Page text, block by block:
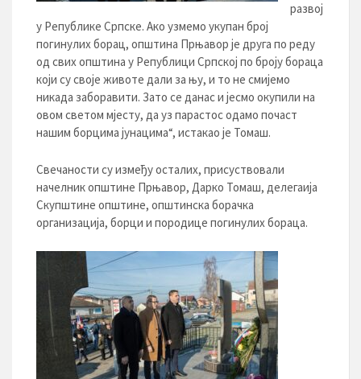
развој
у Републике Српске. Ако узмемо укупан број
погинулих борац, општина Прњавор је друга по реду
од свих општина у Републици Српској по броју бораца
који су своје животе дали за њу, и то не смијемо
никада заборавити. Зато се данас и јесмо окупили на
овом светом мјесту, да уз парастос одамо почаст
нашим борцима јунацима“, истакао је Томаш.
Свечаности су између осталих, присуствовали
начелник општине Прњавор, Дарко Томаш, делегаија
Скупштине општине, општинска борачка
организација, борци и породице погинулих бораца.